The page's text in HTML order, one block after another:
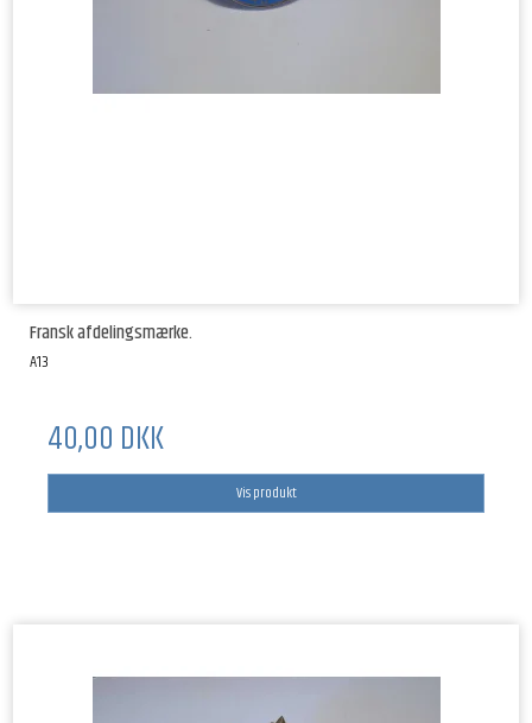
Fransk afdelingsmærke.
A13
40,00 DKK
Vis produkt